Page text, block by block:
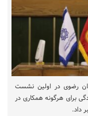
رضوی در اولین نشست
برای هرگونه همکاری در
داد.